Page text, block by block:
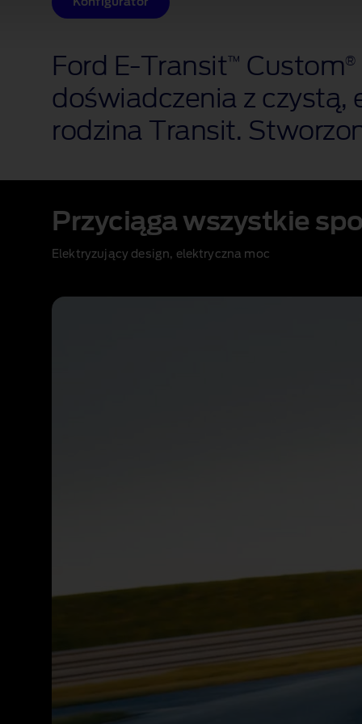
Konfigurator
Ford E‑Transit ™ Custom®
doświadczenia z czystą,
rodzina Transit.
Przyciąga wszystkie
Elektryzujący design, elektryczna moc